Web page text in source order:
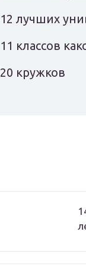
12 лучших
11 классов
20 кружков